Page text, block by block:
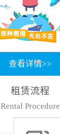
查看详情>>
租赁流程
Rental Procedure